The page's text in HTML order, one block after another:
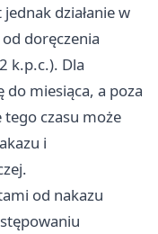
działanie w
doręczenia
k.p.c.). Dla
do miesiąca, a poza
tego czasu może
i
od nakazu